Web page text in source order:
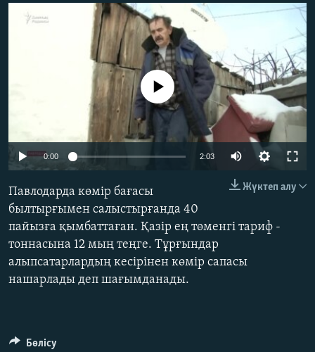
АРНАЙЫ ЖОБАЛАР
Басқа тілдерде
No media source currently available
0:00 2:03
Жүктеп алу
Павлодарда көмір бағасы
былтырғымен салыстырғанда 40
пайызға қымбаттаған. Қазір ең төменгі тариф -
тоннасына 12 мың теңге. Тұрғындар
алыпсатарлардың кесірінен көмір сапасы
нашарлады деп шағымданады.
Бөлісу